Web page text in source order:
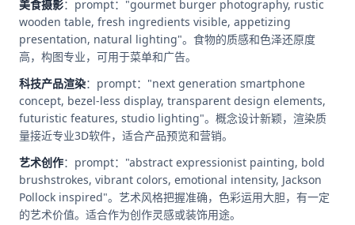
美食摄影：prompt："gourmet burger photography, rustic
wooden table, fresh ingredients visible, appetizing
presentation, natural lighting"。食物的质感和色泽还原度
高，构图专业，可用于菜单和广告。
科技产品渲染：prompt："next generation smartphone
concept, bezel-less display, transparent design elements,
futuristic features, studio lighting"。概念设计新颖，渲染质
量接近专业3D软件，适合产品预览和营销。
艺术创作：prompt："abstract expressionist painting, bold
brushstrokes, vibrant colors, emotional intensity, Jackson
Pollock inspired"。艺术风格把握准确，色彩运用大胆，有一定
的艺术价值。适合作为创作灵感或装饰用途。